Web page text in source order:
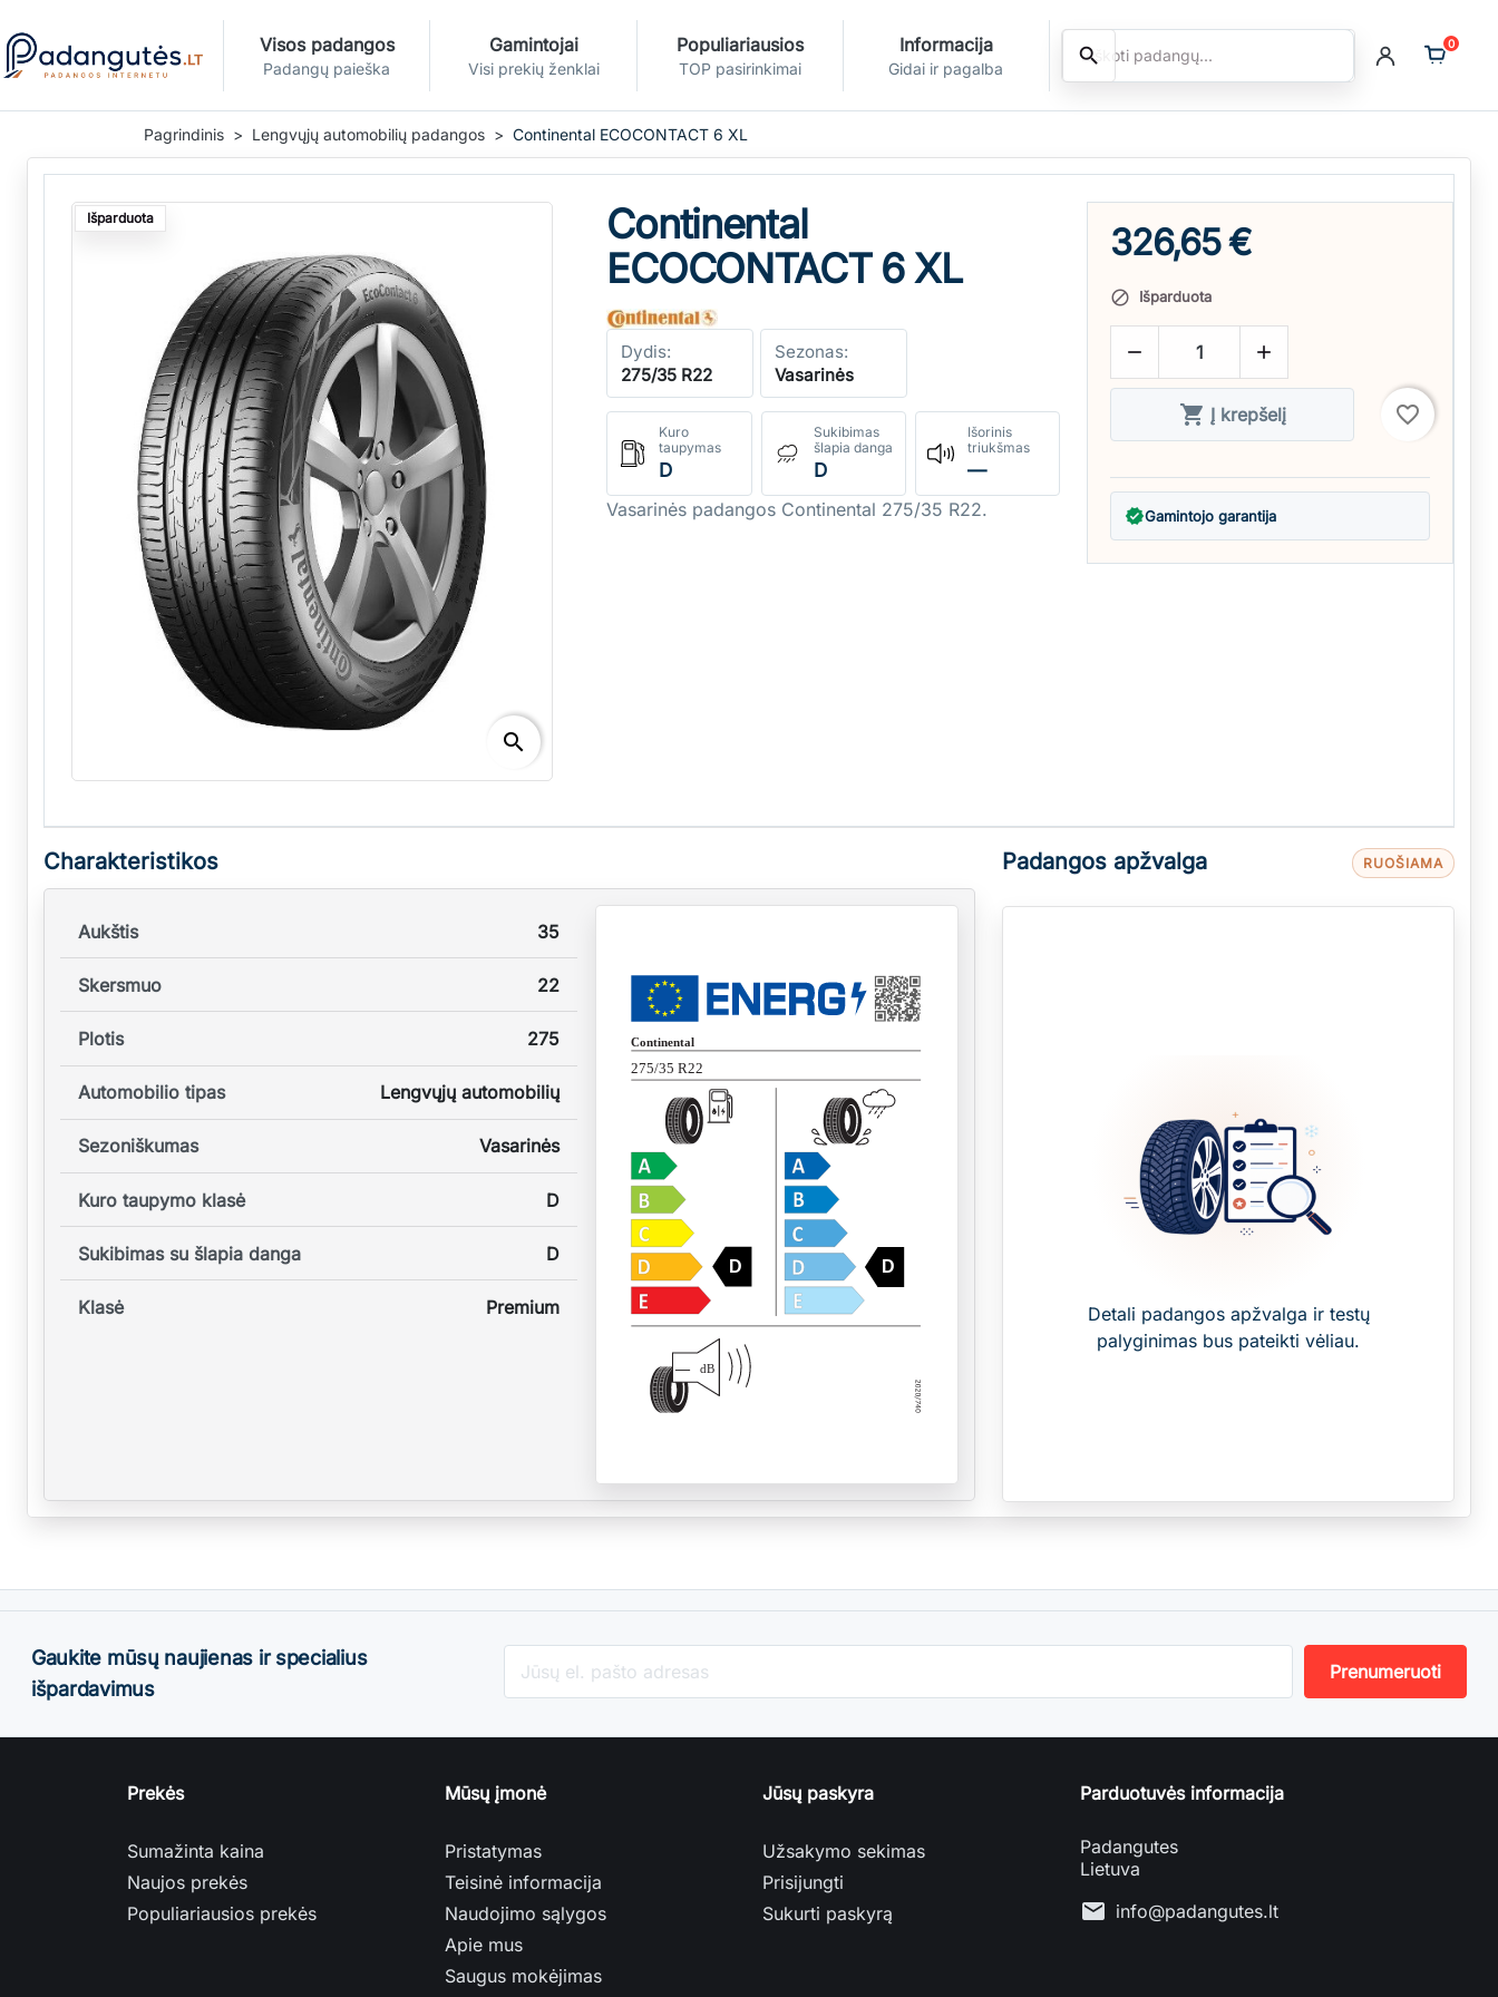
Visos padangos
Padangų paieška
Gamintojai
Visi prekių ženklai
Populiariausios
TOP pasirinkimai
Informacija
Gidai ir pagalba Ieškoti
search 0
Pagrindinis Lengvųjų automobilių padangos Continental ECOCONTACT 6 XL
Išparduota
search
Continental
ECOCONTACT 6 XL
Dydis:
275/35 R22
Sezonas:
Vasarinės
Kuro
taupymas
D
Sukibimas
šlapia danga
D
Išorinis
triukšmas
—
Vasarinės padangos Continental 275/35 R22.
326,65 €
 Išparduota
 
 Į krepšelį favorite_border
verifiedGamintojo garantija
Charakteristikos
Aukštis 35
Skersmuo 22
Plotis 275
Automobilio tipas Lengvųjų automobilių
Sezoniškumas Vasarinės
Kuro taupymo klasė D
Sukibimas su šlapia danga D
Klasė Premium
Continental
275/35 R22
D D
— dB
Padangos apžvalga RUOŠIAMA
Detali padangos apžvalga ir testų
palyginimas bus pateikti vėliau.
Gaukite mūsų naujienas ir specialius
išpardavimus
Prekės
Sumažinta kaina
Naujos prekės
Populiariausios prekės
Mūsų įmonė
Pristatymas
Teisinė informacija
Naudojimo sąlygos
Apie mus
Saugus mokėjimas
Jūsų paskyra
Užsakymo sekimas
Prisijungti
Sukurti paskyrą
Parduotuvės informacija
Padangutes
Lietuva
mail info@padangutes.lt